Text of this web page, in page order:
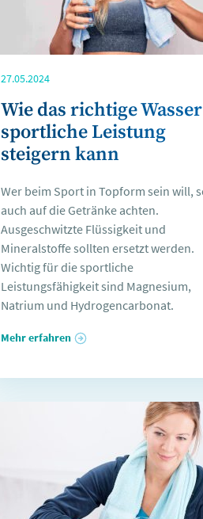
27.05.2024
Wie das richtige
sportliche Leistung
steigern kann
Wer beim Sport in Topform sein will,
auch auf die Getränke achten.
Ausgeschwitzte Flüssigkeit und
Mineralstoffe sollten ersetzt werden.
Wichtig für die sportliche
Leistungsfähigkeit sind Magnesium,
Natrium und Hydrogencarbonat.
Mehr erfahren